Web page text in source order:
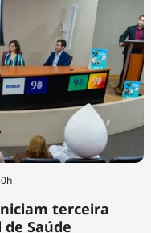
terceira
Saúde